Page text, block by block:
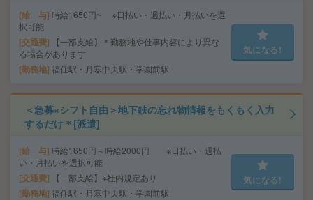
給 与 時給1650円~ ※日払い・週払い・月払いを選
択可能
交通費
【一部支給】＊勤務地や仕事内容により異な
る場合があります
勤務地 福住駅・月寒中央駅・学園前駅
気になる!
＜急募×シフト自由＞地下鉄の忘れ物情報をもくもく入力
するだけ＊[派遣]
給 与 時給1650円～時給2000円 ※日払い・週払
い・月払いを選択可能
交通費 【一部支給】※社内規定あり
勤務地 福住駅・月寒中央駅・学園前駅
気になる!